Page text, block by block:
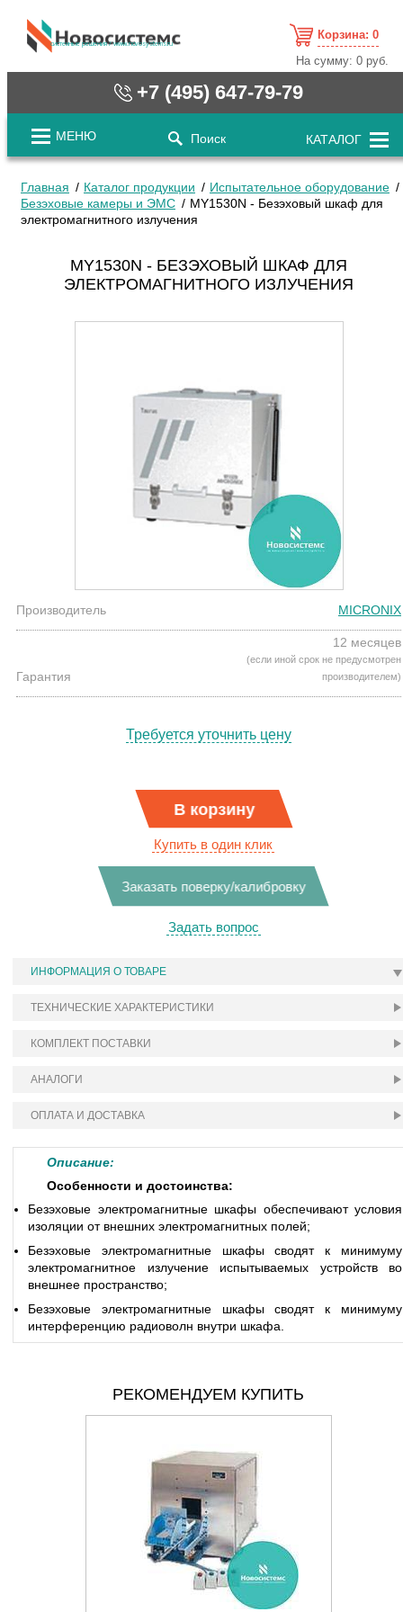
cистемные решения / www.novosystems.ru
Корзина: 0
На сумму:0 руб.
+7 (495) 647-79-79
МЕНЮ Поиск КАТАЛОГ
Главная Каталог продукции
Испытательное оборудование
Безэховые камеры и ЭМС
MY1530N - Безэховый шкаф для
электромагнитного излучения
MY1530N - БЕЗЭХОВЫЙ ШКАФ ДЛЯ
ЭЛЕКТРОМАГНИТНОГО ИЗЛУЧЕНИЯ
Производитель MICRONIX
Гарантия
12 месяцев
(если иной срок не предусмотрен
производителем)
Требуется уточнить цену
В корзину
Купить в один клик
Заказать поверку/калибровку
Задать вопрос
ИНФОРМАЦИЯ О ТОВАРЕ
ТЕХНИЧЕСКИЕ ХАРАКТЕРИСТИКИ
КОМПЛЕКТ ПОСТАВКИ
АНАЛОГИ
ОПЛАТА И ДОСТАВКА
Описание:
Особенности и достоинства:
Безэховые электромагнитные шкафы обеспечивают условия
изоляции от внешних электромагнитных полей;
Безэховые электромагнитные шкафы сводят к минимуму
электромагнитное излучение испытываемых устройств во
внешнее пространство;
Безэховые электромагнитные шкафы сводят к минимуму
интерференцию радиоволн внутри шкафа.
РЕКОМЕНДУЕМ КУПИТЬ